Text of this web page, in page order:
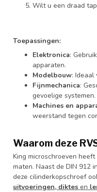
Wilt u een draad
Toepassingen:
Elektronica:
apparaten.
Modelbouw:
Fijnmechanica:
gevoelige systemen.
Machines en
weerstand tegen
Waarom deze
King microschroeven
maten. Naast de DIN 912
deze cilinderkopschroef
uitvoeringen, diktes en